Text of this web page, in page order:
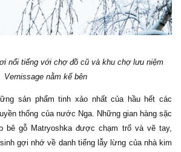
nổi tiếng với chợ đồ cũ và khu chợ lưu niệm
Vernissage nằm kế bên
sản phẩm tinh xảo nhất của hầu hết các
thống của nước Nga. Những gian hàng sặc
bê gỗ Matryoshka được chạm trổ và vẽ tay,
gợi nhớ về danh tiếng lẫy lừng của nhà kim